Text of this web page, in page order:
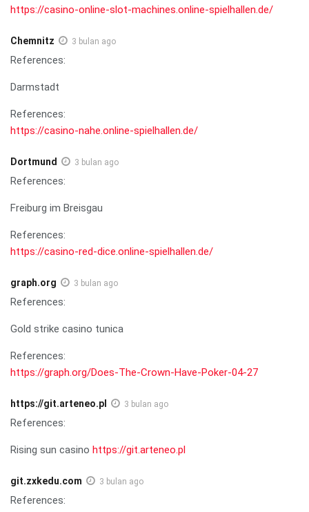
https://casino-online-slot-machines.online-spielhallen.de/
Chemnitz 3 bulan ago
References:
Darmstadt
References:
https://casino-nahe.online-spielhallen.de/
Dortmund 3 bulan ago
References:
Freiburg im Breisgau
References:
https://casino-red-dice.online-spielhallen.de/
graph.org 3 bulan ago
References:
Gold strike casino tunica
References:
https://graph.org/Does-The-Crown-Have-Poker-04-27
https://git.arteneo.pl 3 bulan ago
References:
Rising sun casino https://git.arteneo.pl
git.zxkedu.com 3 bulan ago
References: